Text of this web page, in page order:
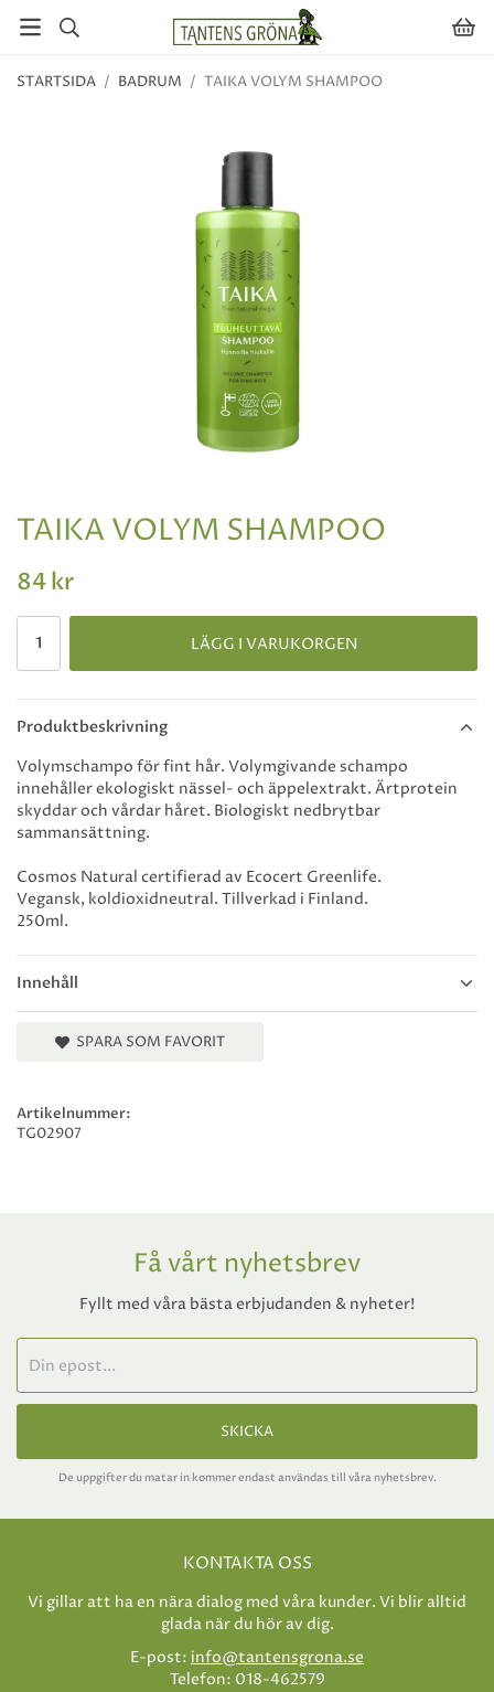
STARTSIDA / BADRUM / TAIKA VOLYM SHAMPOO
TAIKA VOLYM SHAMPOO
84 kr
LÄGG I VARUKORGEN
Produktbeskrivning
Innehåll
Volymschampo för fint hår. Volymgivande schampo
innehåller ekologiskt nässel- och äppelextrakt. Ärtprotein
skyddar och vårdar håret. Biologiskt nedbrytbar
sammansättning.
Cosmos Natural certifierad av Ecocert Greenlife.
Vegansk, koldioxidneutral. Tillverkad i Finland.
250ml.
SPARA SOM FAVORIT
Artikelnummer:
TG02907
Få vårt nyhetsbrev
Fyllt med våra bästa erbjudanden & nyheter!
SKICKA
De uppgifter du matar in kommer endast användas till våra nyhetsbrev.
KONTAKTA OSS
Vi gillar att ha en nära dialog med våra kunder. Vi blir alltid
glada när du hör av dig.
E-post: info@tantensgrona.se
Telefon: 018-462579